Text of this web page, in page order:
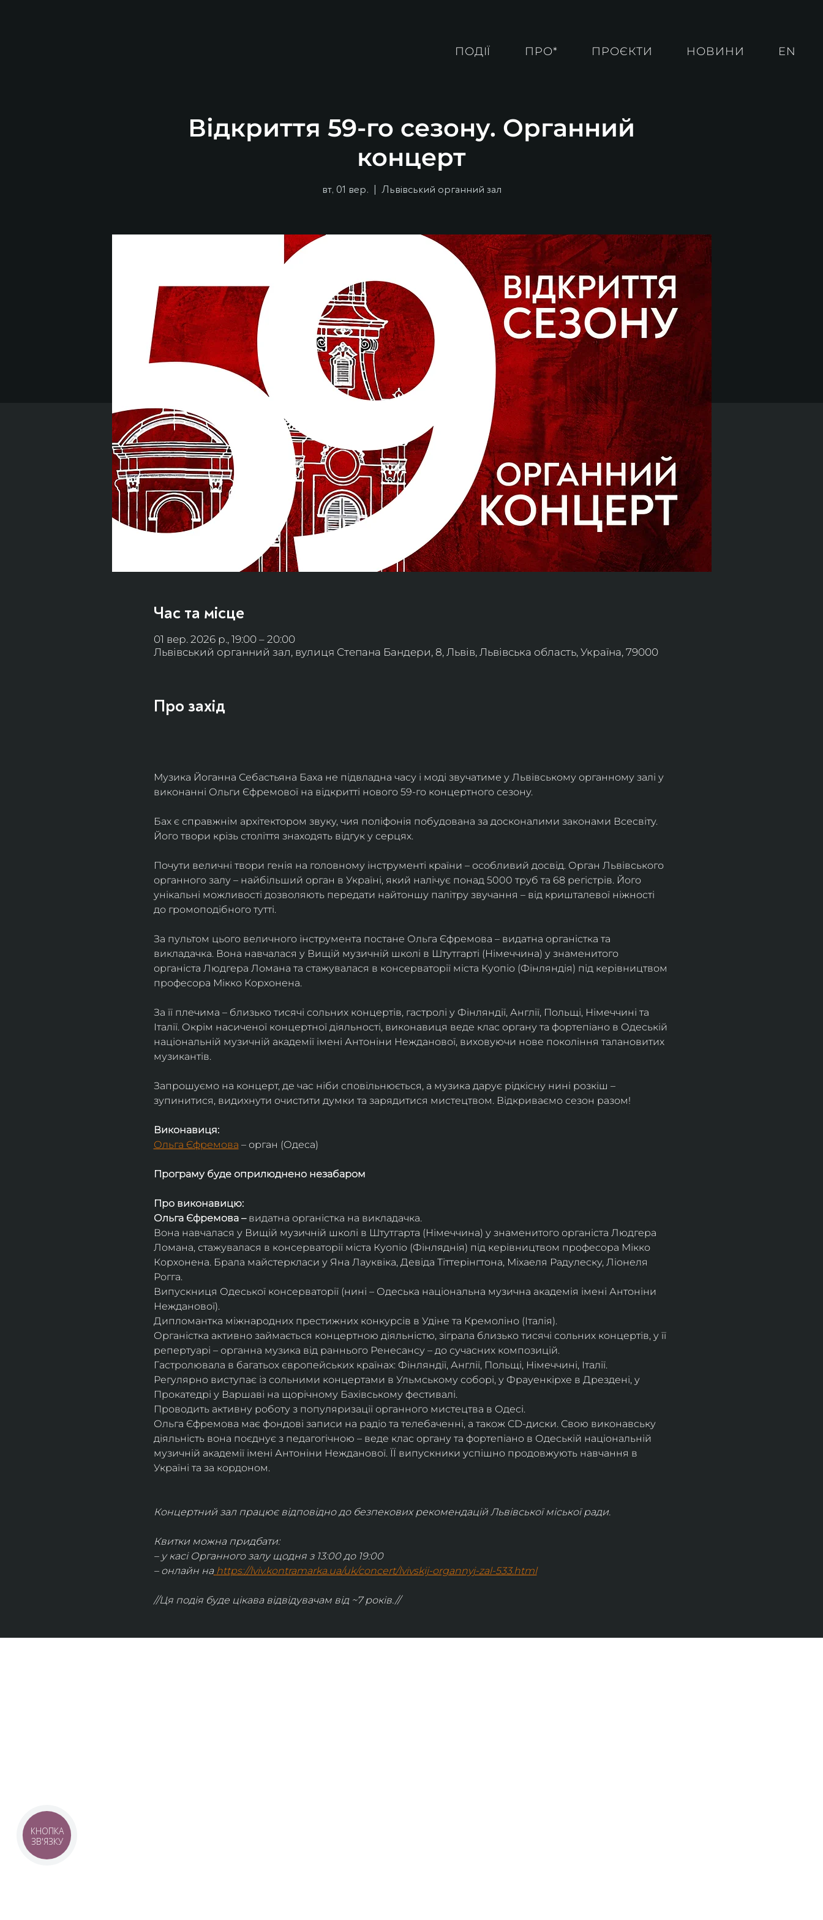
ПОДІЇ ПРО* ПРОЄКТИ НОВИНИ EN
Відкриття 59-го сезону. Органний
концерт
вт, 01 вер.
  |
Львівський органний зал
Час та місце
01 вер. 2026 р., 19:00 – 20:00
Львівський органний зал, вулиця Степана Бандери, 8, Львів, Львівська область, Україна, 79000
Про захід
Музика Йоганна Себастьяна Баха не підвладна часу і моді звучатиме у Львівському органному залі у
виконанні Ольги Єфремової на відкритті нового 59-го концертного сезону.
Бах є справжнім архітектором звуку, чия поліфонія побудована за досконалими законами Всесвіту.
Його твори крізь століття знаходять відгук у серцях.
Почути величні твори генія на головному інструменті країни – особливий досвід. Орган Львівського
органного залу – найбільший орган в Україні, який налічує понад 5000 труб та 68 регістрів. Його
унікальні можливості дозволяють передати найтоншу палітру звучання – від кришталевої ніжності
до громоподібного тутті.
За пультом цього величного інструмента постане Ольга Єфремова – видатна органістка та
викладачка. Вона навчалася у Вищій музичній школі в Штутгарті (Німеччина) у знаменитого
органіста Людгера Ломана та стажувалася в консерваторії міста Куопіо (Фінляндія) під керівництвом
професора Мікко Корхонена.
За її плечима – близько тисячі сольних концертів, гастролі у Фінляндії, Англії, Польщі, Німеччині та
Італії. Окрім насиченої концертної діяльності, виконавиця веде клас органу та фортепіано в Одеській
національній музичній академії імені Антоніни Нежданової, виховуючи нове покоління талановитих
музикантів.
Запрошуємо на концерт, де час ніби сповільнюється, а музика дарує рідкісну нині розкіш –
зупинитися, видихнути очистити думки та зарядитися мистецтвом. Відкриваємо сезон разом!
Виконавиця:
Ольга Єфремова – орган (Одеса)
Програму буде оприлюднено незабаром
Про виконавицю:
Ольга Єфремова – видатна органістка на викладачка.
Вона навчалася у Вищій музичній школі в Штутгарта (Німеччина) у знаменитого органіста Людгера
Ломана, стажувалася в консерваторії міста Куопіо (Фінляднія) під керівництвом професора Мікко
Корхонена. Брала майстеркласи у Яна Лауквіка, Девіда Тіттерінгтона, Міхаеля Радулеску, Ліонеля
Рогга.
Випускниця Одеської консерваторії (нині – Одеська національна музична академія імені Антоніни
Нежданової).
Дипломантка міжнародних престижних конкурсів в Удіне та Кремоліно (Італія).
Органістка активно займається концертною діяльністю, зіграла близько тисячі сольних концертів, у її
репертуарі – органна музика від раннього Ренесансу – до сучасних композицій.
Гастролювала в багатьох європейських країнах: Фінляндії, Англії, Польщі, Німеччині, Італії.
Регулярно виступає із сольними концертами в Ульмському соборі, у Фрауенкірхе в Дрездені, у
Прокатедрі у Варшаві на щорічному Бахівському фестивалі.
Проводить активну роботу з популяризації органного мистецтва в Одесі.
Ольга Єфремова має фондові записи на радіо та телебаченні, а також CD-диски. Свою виконавську
діяльність вона поєднує з педагогічною – веде клас органу та фортепіано в Одеській національній
музичній академії імені Антоніни Нежданової. ЇЇ випускники успішно продовжують навчання в
Україні та за кордоном.
Концертний зал працює відповідно до безпекових рекомендацій Львівської міської ради.
Квитки можна придбати:
– у касі Органного залу щодня з 13:00 до 19:00
– онлайн на https://lviv.kontramarka.ua/uk/concert/lvivskij-organnyj-zal-533.html
//Ця подія буде цікава відвідувачам від ~7 років.//
української музики та українських музикантів.
–Ukrainian Scores
композиторів.
КНОПКА
ЗВ'ЯЗКУ